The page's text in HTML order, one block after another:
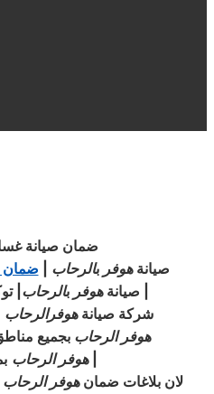
صيانة هوفر بالرحاب ضمان
صيانة هوفر بالرحاب |
شركة صيانة هوفرالرحاب
هوفر الرحاب بجميع
هوفر الرحاب
|
لان بلاغات ضمان هوفر الرحاب